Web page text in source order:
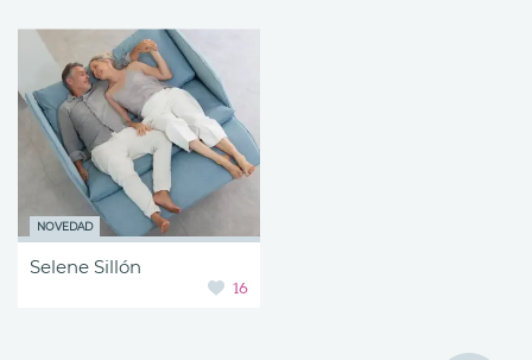
NOVEDAD
Selene Sillón
16